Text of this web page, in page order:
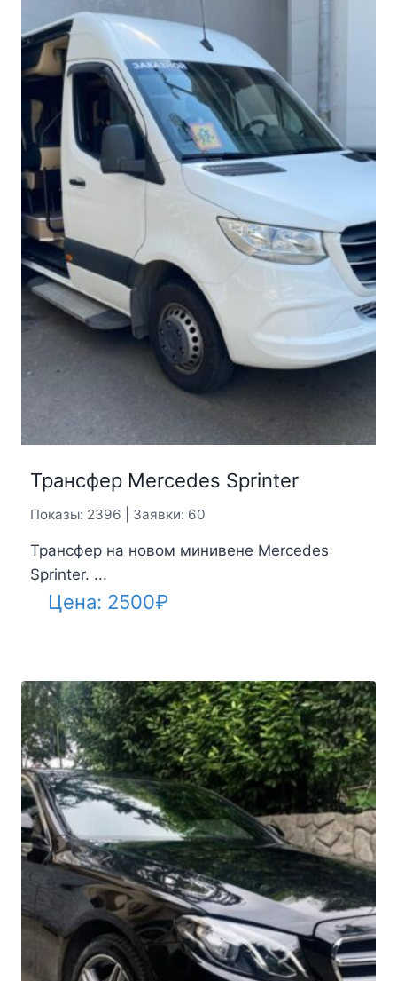
Трансфер Mercedes Sprinter
Показы: 2396 | Заявки: 60
Трансфер на новом минивене Mercedes
Sprinter. ...
Цена: 2500₽